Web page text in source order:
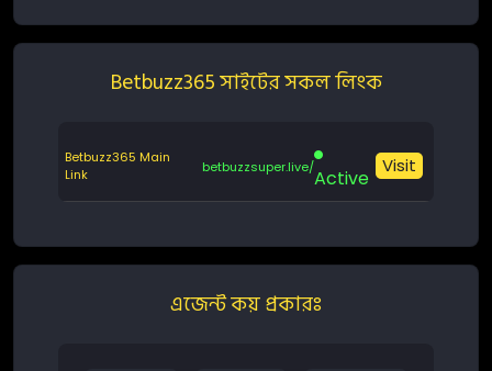
Betbuzz365 সাইটের সকল লিংক
Betbuzz365 Main
Link
betbuzzsuper.live/Active
Visit
এজেন্ট কয় প্রকারঃ